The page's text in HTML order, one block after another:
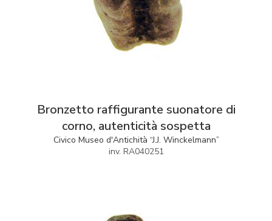
Bronzetto raffigurante suonatore di
corno, autenticità sospetta
Civico Museo d'Antichità “J.J. Winckelmann”
inv. RA040251